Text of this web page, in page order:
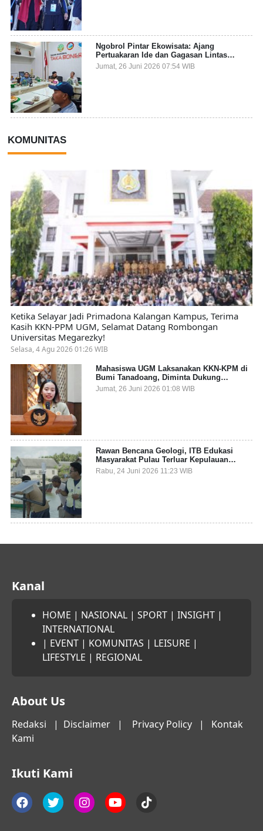
Ngobrol Pintar Ekowisata: Ajang
Pertuakaran Ide dan Gagasan Lintas
Sektor
Jumat, 26 Juni 2026 07:54 WIB
KOMUNITAS
Ketika Selayar Jadi Primadona Kalangan Kampus, Terima
Kasih KKN-PPM UGM, Selamat Datang Rombongan
Universitas Megarezky!
Selasa, 4 Agu 2026 01:26 WIB
Mahasiswa UGM Laksanakan KKN-KPM di
Bumi Tanadoang, Diminta Dukung
Gemerlap dan Beri Solusi pada Persoalan
Sampah Pesisir
Jumat, 26 Juni 2026 01:08 WIB
Rawan Bencana Geologi, ITB Edukasi
Masyarakat Pulau Terluar Kepulauan
Selayar Terkait Mitigasi Berbasis Kawasan
Pesisir
Rabu, 24 Juni 2026 11:23 WIB
Kanal
HOME | NASIONAL | SPORT | INSIGHT |
INTERNATIONAL
| EVENT | KOMUNITAS | LEISURE |
LIFESTYLE | REGIONAL
About Us
Redaksi | Disclaimer | Privacy Policy | Kontak
Kami
Ikuti Kami